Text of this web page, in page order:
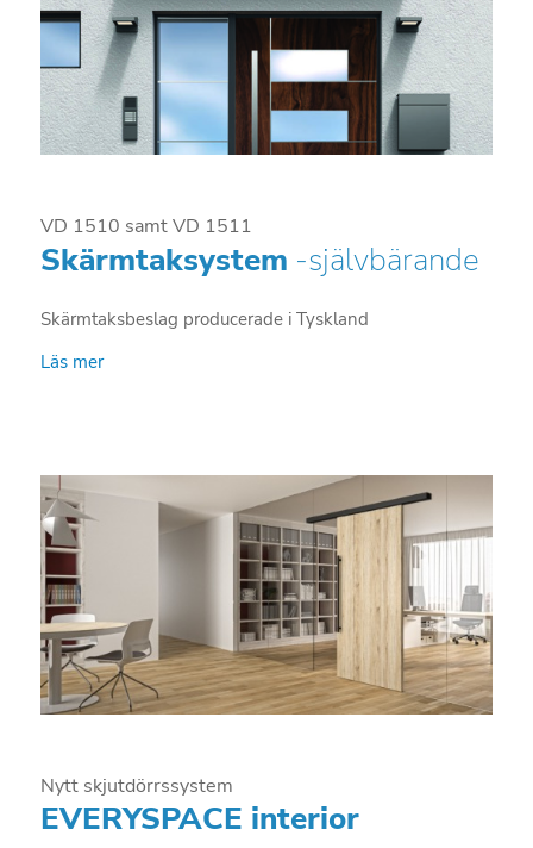
VD 1510 samt VD 1511
Skärmtaksystem -självbärande
Skärmtaksbeslag producerade i Tyskland
Läs mer
Nytt skjutdörrssystem
EVERYSPACE interior